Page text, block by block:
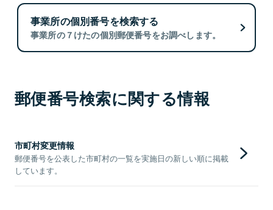
事業所の個別番号を検索する
事業所の７けたの個別郵便番号をお調べします。
郵便番号検索に関する情報
市町村変更情報
郵便番号を公表した市町村の一覧を実施日の新しい順に掲載
しています。